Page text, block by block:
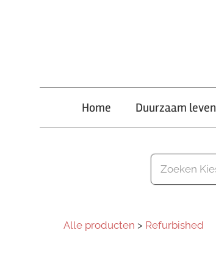
Kies
Groener
Home Duurzaam leven
Alle producten > Refurbished